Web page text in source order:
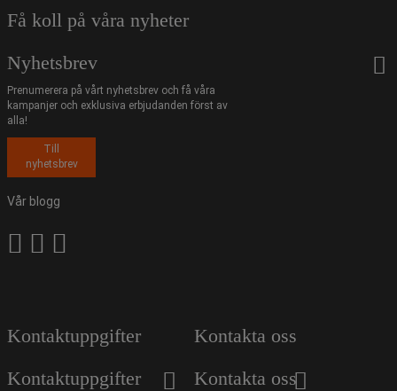
Få koll på våra nyheter
Nyhetsbrev
Prenumerera på vårt nyhetsbrev och få våra
kampanjer och exklusiva erbjudanden först av
alla!
Till
nyhetsbrev
Vår blogg
Kontaktuppgifter
Kontaktuppgifter
Kontakta oss
Kontakta oss